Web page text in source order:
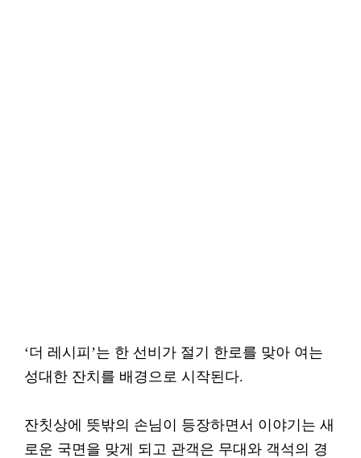
‘더 레시피’는 한 선비가 절기 한로를 맞아 여는
성대한 잔치를 배경으로 시작된다.
잔칫상에 뜻밖의 손님이 등장하면서 이야기는 새
로운 국면을 맞게 되고 관객은 무대와 객석의 경